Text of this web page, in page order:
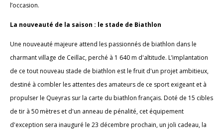
l’occasion.
La nouveauté de la saison : le stade de Biathlon
Une nouveauté majeure attend les passionnés de biathlon dans le
charmant village de Ceillac, perché à 1 640 m d'altitude. L’implantation
de ce tout nouveau stade de biathlon est le fruit d'un projet ambitieux,
destiné à combler les attentes des amateurs de ce sport exigeant et à
propulser le Queyras sur la carte du biathlon français. Doté de 15 cibles
de tir à 50 mètres et d'un anneau de pénalité, cet équipement
d'exception sera inauguré le 23 décembre prochain, un joli cadeau, la